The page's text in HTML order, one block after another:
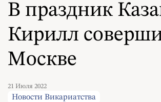
В праздник
Кирилл
Москве
21 Июля 2022
Новости Викариатства